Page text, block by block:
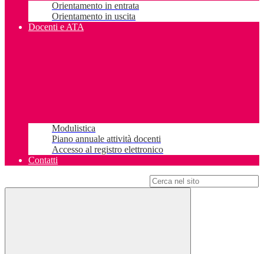
Orientamento in entrata
Orientamento in uscita
Docenti e ATA
Modulistica
Piano annuale attività docenti
Accesso al registro elettronico
Contatti